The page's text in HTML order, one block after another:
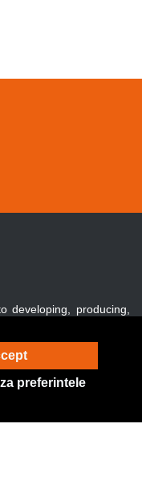
developing, producing,
countries and regions
preferintele